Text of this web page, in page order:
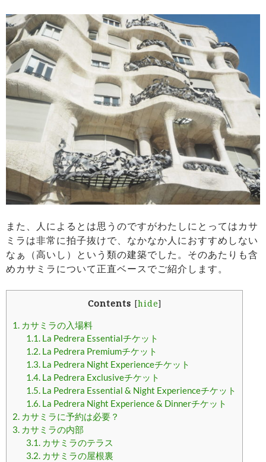
また、人によるとは思うのですがわたしにとってはカサ
ミラは非常に拍子抜けで、なかなか人におすすめしない
なぁ（高いし）という類の建築でした。そのあたりも含
めカサミラについて正直ベースでご紹介します。
Contents [hide]
1. カサミラの入場料
1.1.La Pedrera Essentialチケット
1.2.La Pedrera Premiumチケット
1.3.La Pedrera Night Experienceチケット
1.4.La Pedrera Exclusiveチケット
1.5.La Pedrera Essential & Night Experienceチケット
1.6.La Pedrera Night Experience & Dinnerチケット
2. カサミラに予約は必要？
3. カサミラの内部
3.1.カサミラのテラス
3.2.カサミラの屋根裏